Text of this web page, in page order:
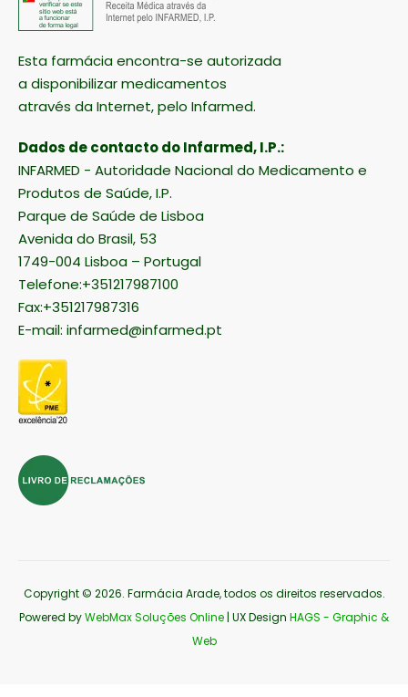
Esta farmácia encontra-se autorizada
a disponibilizar medicamentos
através da Internet, pelo Infarmed.
Dados de contacto do Infarmed, I.P.:
INFARMED - Autoridade Nacional do Medicamento e
Produtos de Saúde, I.P.
Parque de Saúde de Lisboa
Avenida do Brasil, 53
1749-004 Lisboa – Portugal
Telefone:+351217987100
Fax:+351217987316
E-mail: infarmed@infarmed.pt
Copyright © 2026. Farmácia Arade, todos os direitos reservados.
Powered byWebMax Soluções Online | UX Design HAGS - Graphic &
Web